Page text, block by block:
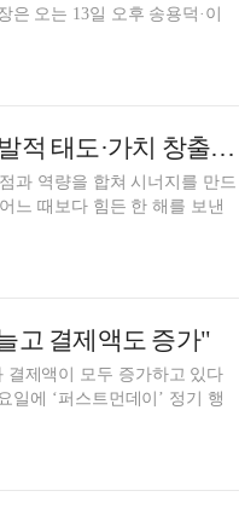
오는 13일 오후 송용덕·이
[신년사] 신동빈 롯데 회장 "시너지 집중·자발적 태도·가치 창출" 강조
과 역량을 합쳐 시너지를 만드
느 때보다 힘든 한 해를 보낸
고 결제액도 증가"
결제액이 모두 증가하고 있다
일에 ‘퍼스트먼데이’ 정기 행